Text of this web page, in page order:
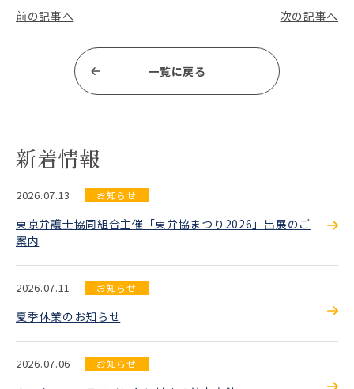
前の記事へ 次の記事へ
一覧に戻る
新着情報
2026.07.13 お知らせ
東京弁護士協同組合主催「東弁協まつり2026」出展のご
案内
2026.07.11 お知らせ
夏季休業のお知らせ
2026.07.06 お知らせ